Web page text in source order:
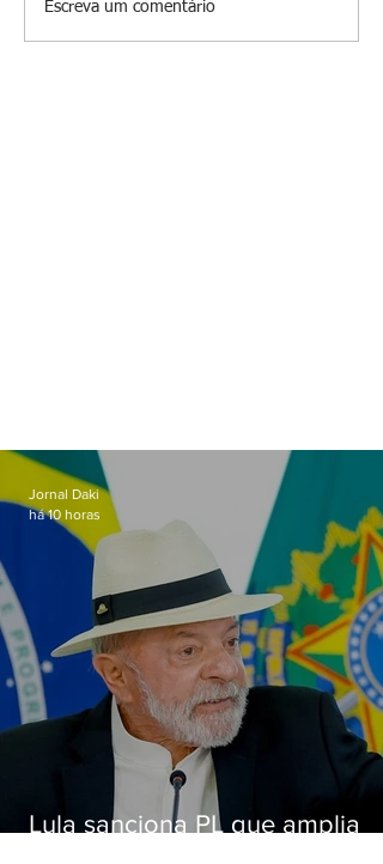
Escreva um comentário
Lula sanciona PL que amplia
Jornal Daki
há 10 horas